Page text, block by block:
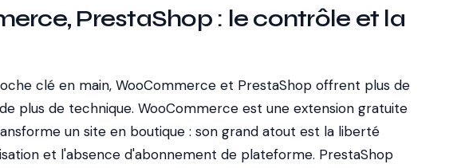
PrestaShop : le contrôle et la
clé en main, WooCommerce et PrestaShop offrent plus de
plus de technique. WooCommerce est une extension gratuite
un site en boutique : son grand atout est la liberté
et l'absence d'abonnement de plateforme. PrestaShop